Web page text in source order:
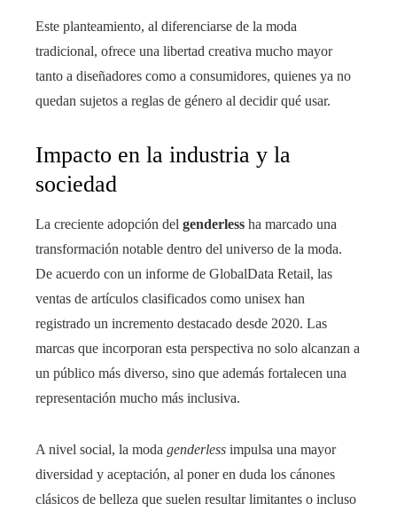
Este planteamiento, al diferenciarse de la moda
tradicional, ofrece una libertad creativa mucho mayor
tanto a diseñadores como a consumidores, quienes ya no
quedan sujetos a reglas de género al decidir qué usar.
Impacto en la industria y la
sociedad
La creciente adopción del genderless ha marcado una
transformación notable dentro del universo de la moda.
De acuerdo con un informe de GlobalData Retail, las
ventas de artículos clasificados como unisex han
registrado un incremento destacado desde 2020. Las
marcas que incorporan esta perspectiva no solo alcanzan a
un público más diverso, sino que además fortalecen una
representación mucho más inclusiva.
A nivel social, la moda genderless impulsa una mayor
diversidad y aceptación, al poner en duda los cánones
clásicos de belleza que suelen resultar limitantes o incluso